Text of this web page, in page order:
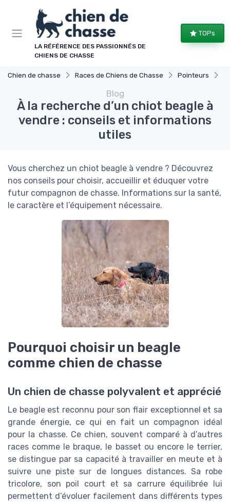
LA RÉFÉRENCE DES PASSIONNÉS DE
CHIENS DE CHASSE
TOPs
Chien de chasse Races de Chiens de Chasse Pointeurs
Blog
À la recherche d’un chiot beagle à
vendre : conseils et informations
utiles
Vous cherchez un chiot beagle à vendre ? Découvrez
nos conseils pour choisir, accueillir et éduquer votre
futur compagnon de chasse. Informations sur la santé,
le caractère et l’équipement nécessaire.
Pourquoi choisir un beagle
comme chien de chasse
Un chien de chasse polyvalent et apprécié
Le beagle est reconnu pour son flair exceptionnel et sa
grande énergie, ce qui en fait un compagnon idéal
pour la chasse. Ce chien, souvent comparé à d’autres
races comme le braque, le basset ou encore le terrier,
se distingue par sa capacité à travailler en meute et à
suivre une piste sur de longues distances. Sa robe
tricolore, son poil court et sa carrure équilibrée lui
permettent d’évoluer facilement dans différents types
Panneau de gestion des cookies